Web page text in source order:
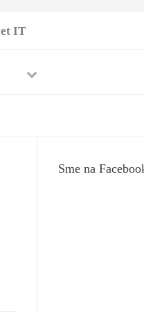
IT
Previous
Next
Sme na